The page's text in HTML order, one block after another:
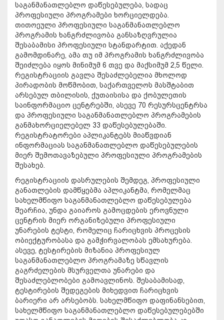
საგანმანათლებლო დაწესებულება, სადაც
პროფესიული პროგრამები ხორციელდება.
თითოეული პროფესიული საგანმანათლებლო
პროგრამის ხანგრძლივობა განსაზღვრულია
შესაბამისი პროფესიული სტანდარტით. აქედან
გამომდინარე, ამა თუ იმ პროგრამის ხანგრძლივობა
შეიძლება იყოს მინიმუმ 6 თვე და მაქსიმუმ 2,5 წელი.
რეგისტრაციის გავლა შესაძლებელია მხოლოდ
პირადობის მოწმობით, საქართველოს მასშტაბით
არსებულ თბილისის, ქუთაისისა და ქობულეთის
საინფორმაციო ცენტრებში, ასევე 70 რესურსცენტრსა
და პროფესიული საგანმანათლებლო პროგრამების
განმახორციელებელ 33 დაწესებულებაში.
რეგისტრატორები აპლიკანტებს მიაწვდიან
ინფორმაციას საგანმანათლებლო დაწესებულების
მიერ შემოთავაზებული პროფესიული პროგრამების
შესახებ.
რეგისტრაციის დასრულების შემდეგ, პროფესიული
განათლების დამწყებმა აპლიკანტმა, რომელმაც
სახელმწიფო საგანმანათლებლო დაწესებულება
შეარჩია, უნდა გაიაროს გამოცდების ეროვნული
ცენტრის მიერ ორგანიზებული პროფესიული
უნარების ტესტი, რომელიც ჩარიცხვის პროცესის
ობიექტურობასა და გამჭირვალობას ემსახურება.
ასევე, ტესტირების მიზანია პროფესიულ
საგანმანათლებლო პროგრამაზე სწავლის
გაგრძელების მსურველთა უნარები და
შესაძლებლობები გამოავლინოს. შესაბამისად,
ტესტირების შედეგების მიხედვით ჩარიცხვის
ბარიერი არ არსებობს. სახელმწიფო დაფინანსებით,
სახელმწიფო საგანმანათლებლო დაწესებულებებში